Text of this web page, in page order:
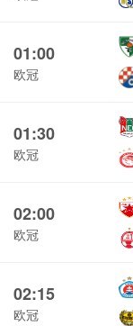
01:00
欧冠
01:30
欧冠
02:00
欧冠
02:15
欧冠